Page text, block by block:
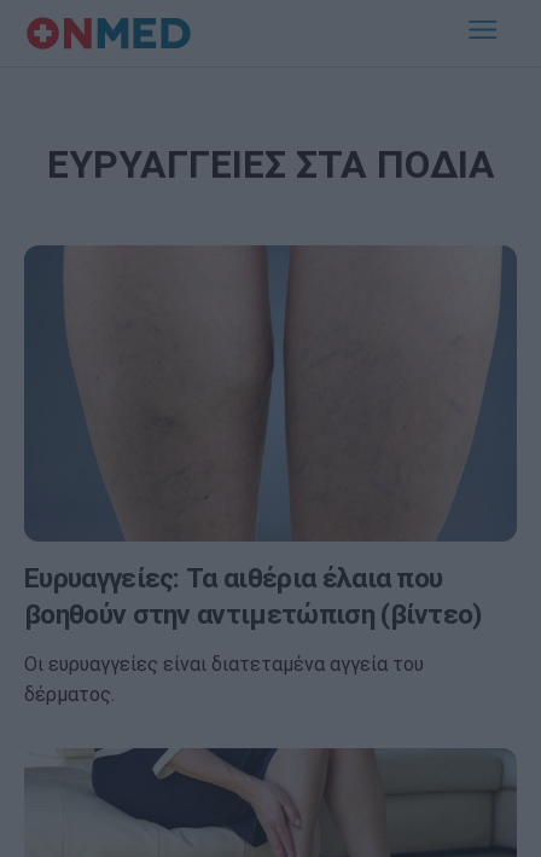
ΕΥΡΥΑΓΓΕΙΕΣ ΣΤΑ ΠΟΔΙΑ
Ευρυαγγείες: Τα αιθέρια έλαια που
βοηθούν στην αντιμετώπιση (βίντεο)
Οι ευρυαγγείες είναι διατεταμένα αγγεία του
δέρματος.